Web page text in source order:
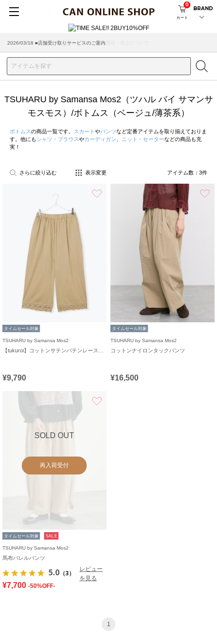
カート
0
BRAND
2026/03/18 ■店舗受け取りサービスのご案内
TSUHARU by Samansa Mos2（ツハル バイ サマンサ
モスモス）/ボトムス（ベージュ/薄茶系）
ボトムスの商品一覧です。 スカート やパンツなど定番アイテムを取り揃えておりま
す。他にもシャツ・ブラウスやカーディガン ニット・セーターなどの商品も充
実！
さらに絞り込む 表示変更 アイテム数： 3件
タイムセール対象
TSUHARU by Samansa Mos2
¥9,790
タイムセール対象
TSUHARU by Samansa Mos2
コットンナイロンタックパンツ
¥16,500
SOLD OUT
再入荷受付
タイムセール対象 SALE
TSUHARU by Samansa Mos2
馬布バレルパンツ
5.0 （3）
レビュー
を見る
¥7,700 -50%OFF-
1